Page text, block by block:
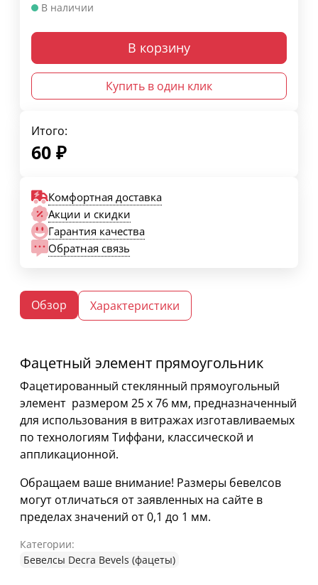
В наличии
В корзину
Купить в один клик
Итого:
60 ₽
Комфортная доставка
Акции и скидки
Гарантия качества
Обратная связь
Обзор Характеристики
Фацетный элемент прямоугольник
Фацетированный стеклянный прямоугольный
элемент размером 25 х 76 мм, предназначенный
для использования в витражах изготавливаемых
по технологиям Тиффани, классической и
аппликационной.
Обращаем ваше внимание! Размеры бевелсов
могут отличаться от заявленных на сайте в
пределах значений от 0,1 до 1 мм.
Категории:
Бевелсы Decra Bevels (фацеты)